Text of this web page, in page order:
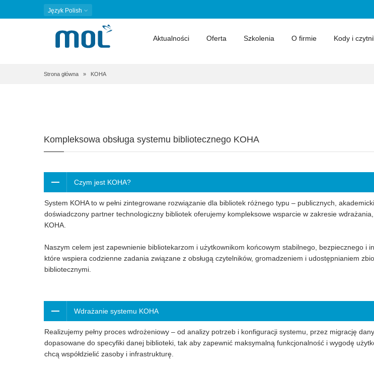
Język Polish
Aktualności Oferta Szkolenia O firmie Kody i
Ścieżka
Strona główna KOHA
Kompleksowa obsługa systemu bibliotecznego KOHA
Czym jest KOHA?
System KOHA to w pełni zintegrowane rozwiązanie dla bibliotek różnego typu – publicznych,
doświadczony partner technologiczny bibliotek oferujemy kompleksowe wsparcie w zakresie
KOHA.
Naszym celem jest zapewnienie bibliotekarzom i użytkownikom końcowym stabilnego, bezpiecznego i
które wspiera codzienne zadania związane z obsługą czytelników, gromadzeniem i udostępnianiem
bibliotecznymi.
Wdrażanie systemu KOHA
Realizujemy pełny proces wdrożeniowy – od analizy potrzeb i konfiguracji systemu, przez migrację
dopasowane do specyfiki danej biblioteki, tak aby zapewnić maksymalną funkcjonalność i wygodę
chcą współdzielić zasoby i infrastrukturę.